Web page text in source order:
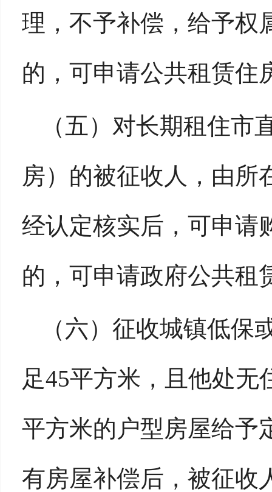
理，不予补偿，给予权
的，可申请公共租赁住
（五）对长期租住
房）的被征收人，由所
经认定核实后，可申请
的，可申请政府公共租
（六）征收城镇低
足45平方米，且他处无
平方米的户型房屋给予
有房屋补偿后，被征收